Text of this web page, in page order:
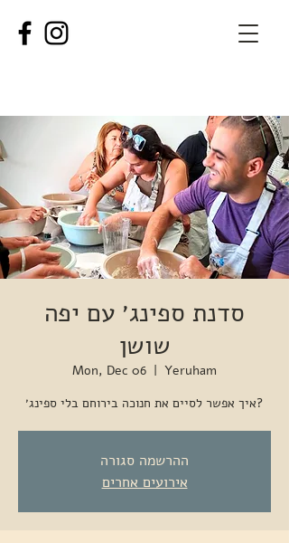
סדנת ספינג׳ עם יפה
שושן
Mon, Dec 06
  |
Yeruham
איך אפשר לסיים את חנוכה בירוחם בלי ספינג׳?
ההרשמה סגורה
אירועים אחרים